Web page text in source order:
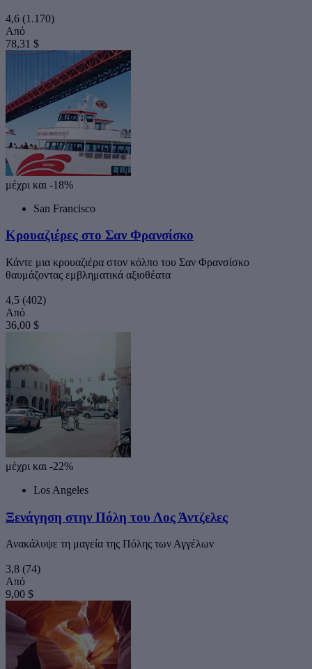
4,6 (1.170)
Από
78,31 $
μέχρι και -18%
San Francisco
Κρουαζιέρες στο Σαν Φρανσίσκο
Κάντε μια κρουαζιέρα στον κόλπο του Σαν Φρανσίσκο
θαυμάζοντας εμβληματικά αξιοθέατα
4,5 (402)
Από
36,00 $
μέχρι και -22%
Los Angeles
Ξενάγηση στην Πόλη του Λος Άντζελες
Ανακάλυψε τη μαγεία της Πόλης των Αγγέλων
3,8 (74)
Από
9,00 $